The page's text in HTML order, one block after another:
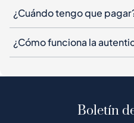
¿Cuándo tengo que
¿Cómo funciona la
Boletín